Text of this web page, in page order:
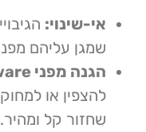
אי-שינוי:
שמגן עליהם
הגנה מפני Ransomware:
להצפין או
שחזור קל ומהיר.